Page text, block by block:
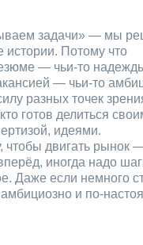
задачи» — мы
истории. Потому что
— чьи‑то
— чьи‑то
разных точек
готов делиться
идеями.
чтобы двигать рынок
иногда надо
Даже если немного
и